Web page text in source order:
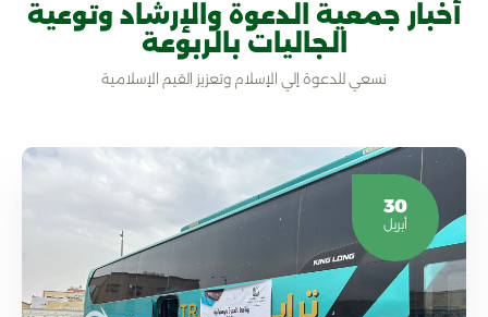
أخبار جمعية الدعوة والإرشاد وتوعية
الجاليات بالربوعة
نسعي للدعوة إلي الإسلام وتعزيز القيم الإسلامية
30
أبريل